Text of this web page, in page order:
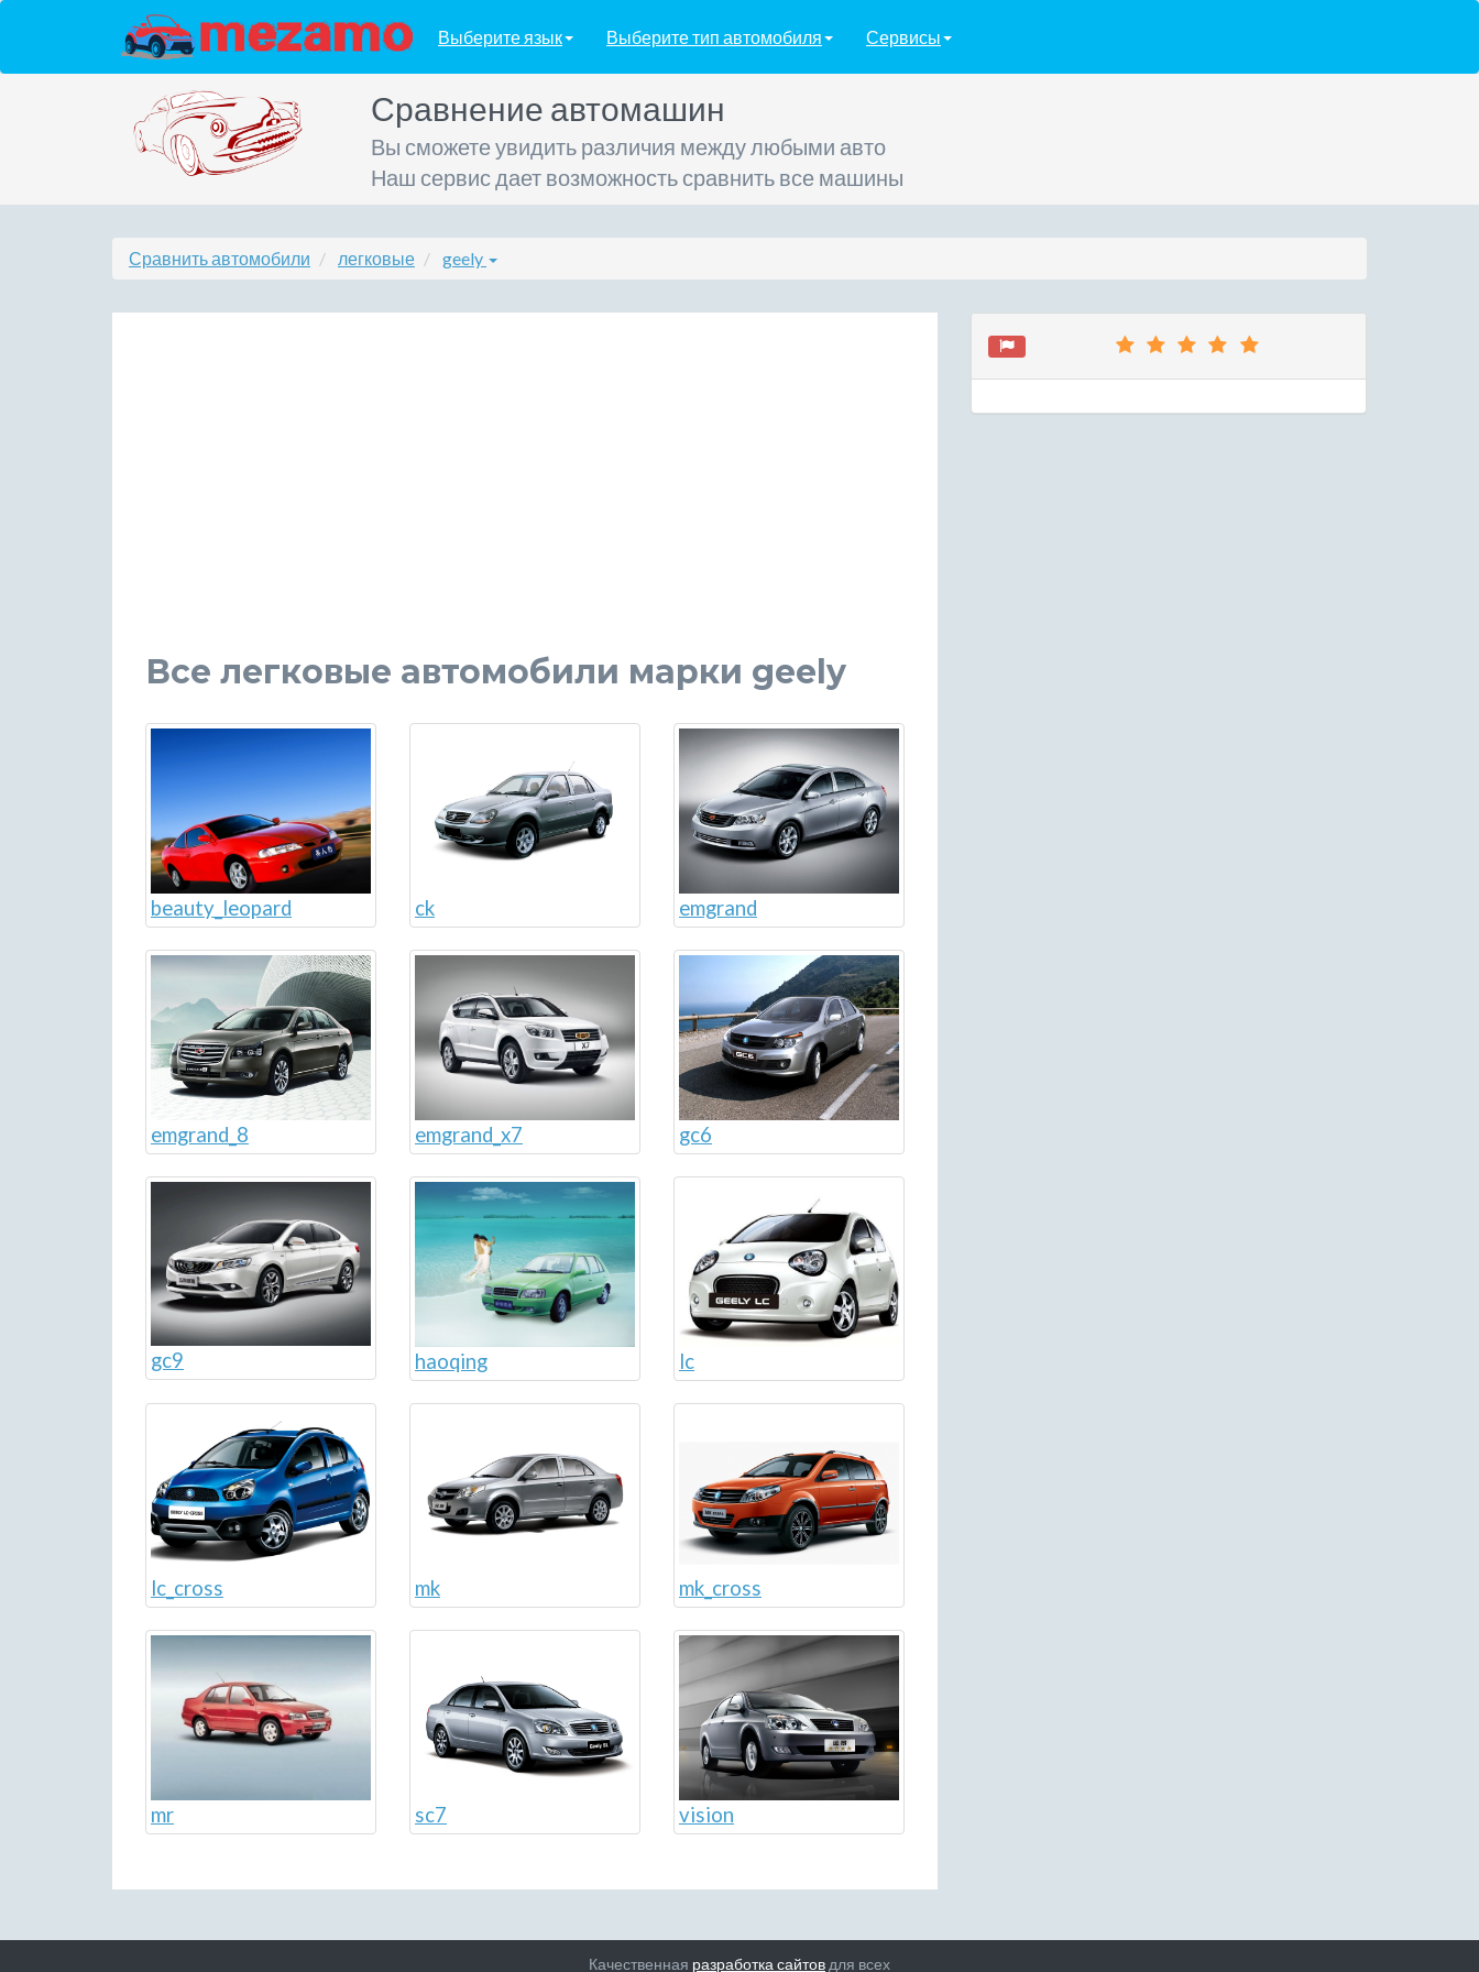
Выберите язык Выберите тип автомобиля Сервисы
Сравнение автомашин
Вы сможете увидить различия между любыми авто
Наш сервис дает возможность сравнить все машины
Сравнить автомобили легковые geely
Все легковые автомобили марки geely
beauty_leopard ck emgrand
emgrand_8 emgrand_x7 gc6
gc9 haoqing lc
lc_cross mk mk_cross
mr sc7 vision
Качественная разработка сайтов для всех